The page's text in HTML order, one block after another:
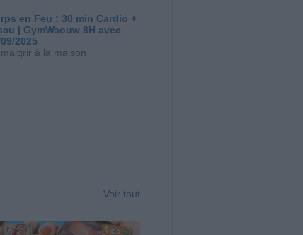
en Feu : 30 min Cardio +
| GymWaouw 8H avec
2025
à la maison
Voir tout